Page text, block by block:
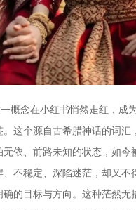
概念在小红书悄然走红，成
这个源自古希腊神话的词汇
依、前路未知的状态，如今
不稳定、深陷迷茫，却又不
的目标与方向。这种茫然无